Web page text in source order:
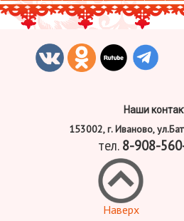
Наши
153002, г. Иваново,
тел. 8-908-
Наверх